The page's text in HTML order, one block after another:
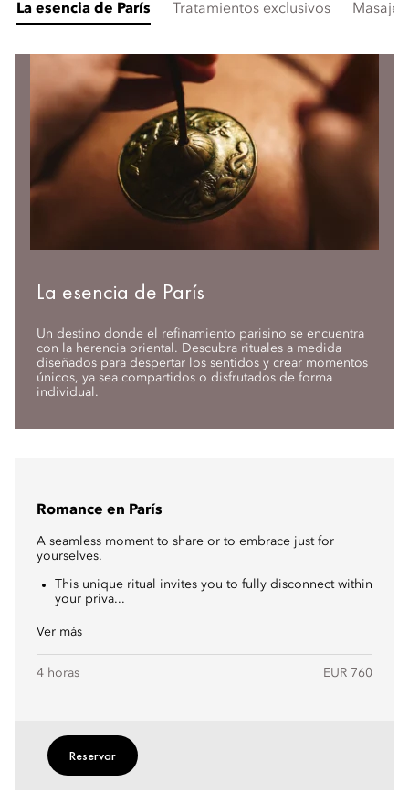
La esencia de París Tratamientos exclusivos Masajes
La esencia de París
Un destino donde el refinamiento parisino se encuentra
con la herencia oriental. Descubra rituales a medida
diseñados para despertar los sentidos y crear momentos
únicos, ya sea compartidos o disfrutados de forma
individual.
Romance en París
A seamless moment to share or to embrace just for
yourselves.
This unique ritual invites you to fully disconnect within
your priva...
Ver más
4 horas EUR 760
Reservar